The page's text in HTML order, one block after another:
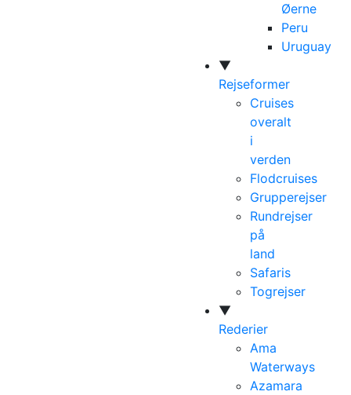
Øerne
Peru
Uruguay
▼
Rejseformer
Cruises
overalt
i
verden
Flodcruises
Grupperejser
Rundrejser
på
land
Safaris
Togrejser
▼
Rederier
Ama
Waterways
Azamara